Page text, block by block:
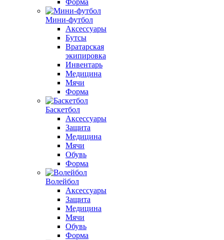
Форма
Мини-футбол
Аксессуары
Бутсы
Вратарская
экипировка
Инвентарь
Медицина
Мячи
Форма
Баскетбол
Аксессуары
Защита
Медицина
Мячи
Обувь
Форма
Волейбол
Аксессуары
Защита
Медицина
Мячи
Обувь
Форма